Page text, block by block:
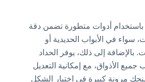
باستخدام أدوات متطورة تضمن دقة
سواء في الأبواب الحديدية أو
بالإضافة إلى ذلك، يوفر الحداد
الأذواق، مع إمكانية التعديل
مرونة كبيرة في اختيار الشكل